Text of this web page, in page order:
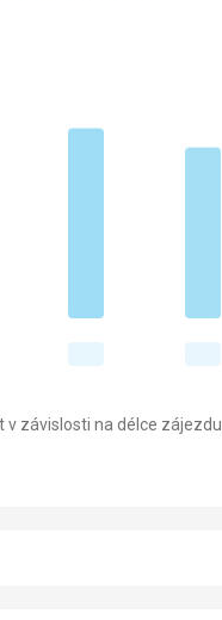
závislosti na délce zájezdu.